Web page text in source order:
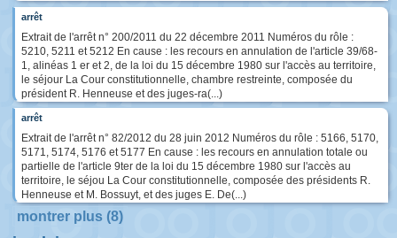
arrêt
Extrait de l'arrêt n° 200/2011 du 22 décembre 2011 Numéros du rôle :
5210, 5211 et 5212 En cause : les recours en annulation de l'article 39/68-
1, alinéas 1 er et 2, de la loi du 15 décembre 1980 sur l'accès au territoire,
le séjour La Cour constitutionnelle, chambre restreinte, composée du
président R. Henneuse et des juges-ra(...)
arrêt
Extrait de l'arrêt n° 82/2012 du 28 juin 2012 Numéros du rôle : 5166, 5170,
5171, 5174, 5176 et 5177 En cause : les recours en annulation totale ou
partielle de l'article 9ter de la loi du 15 décembre 1980 sur l'accès au
territoire, le séjou La Cour constitutionnelle, composée des présidents R.
Henneuse et M. Bossuyt, et des juges E. De(...)
montrer plus (8)